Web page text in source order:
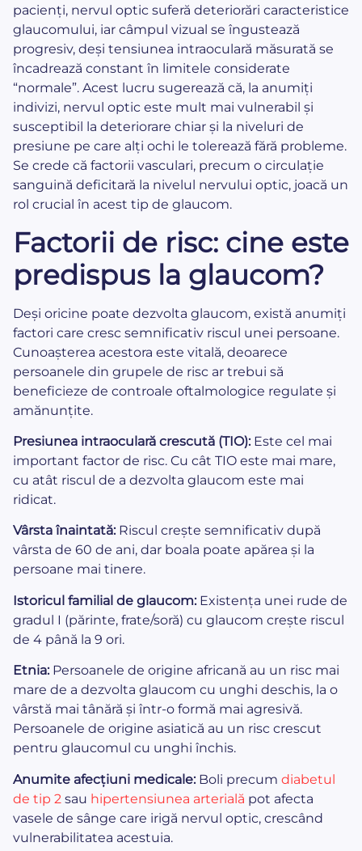
pacienți, nervul optic suferă deteriorări caracteristice
glaucomului, iar câmpul vizual se îngustează
progresiv, deși tensiunea intraoculară măsurată se
încadrează constant în limitele considerate
“normale”. Acest lucru sugerează că, la anumiți
indivizi, nervul optic este mult mai vulnerabil și
susceptibil la deteriorare chiar și la niveluri de
presiune pe care alți ochi le tolerează fără probleme.
Se crede că factorii vasculari, precum o circulație
sanguină deficitară la nivelul nervului optic, joacă un
rol crucial în acest tip de glaucom.
Factorii de risc: cine este
predispus la glaucom?
Deși oricine poate dezvolta glaucom, există anumiți
factori care cresc semnificativ riscul unei persoane.
Cunoașterea acestora este vitală, deoarece
persoanele din grupele de risc ar trebui să
beneficieze de controale oftalmologice regulate și
amănunțite.
Presiunea intraoculară crescută (TIO):Este cel mai
important factor de risc. Cu cât TIO este mai mare,
cu atât riscul de a dezvolta glaucom este mai
ridicat.
Vârsta înaintată:Riscul crește semnificativ după
vârsta de 60 de ani, dar boala poate apărea și la
persoane mai tinere.
Istoricul familial de glaucom:Existența unei rude de
gradul I (părinte, frate/soră) cu glaucom crește riscul
de 4 până la 9 ori.
Etnia:Persoanele de origine africană au un risc mai
mare de a dezvolta glaucom cu unghi deschis, la o
vârstă mai tânără și într-o formă mai agresivă.
Persoanele de origine asiatică au un risc crescut
pentru glaucomul cu unghi închis.
Anumite afecțiuni medicale:Boli precum diabetul
de tip 2 sau hipertensiunea arterială pot afecta
vasele de sânge care irigă nervul optic, crescând
vulnerabilitatea acestuia.